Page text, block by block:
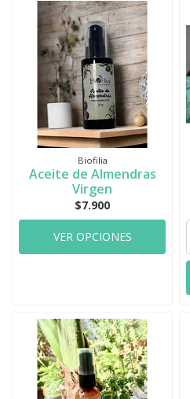
Biofilia
Aceite de Almendras
Virgen
$7.900
VER OPCIONES